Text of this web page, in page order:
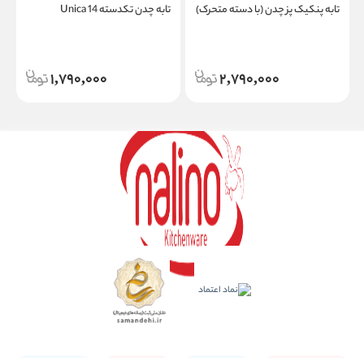
تابه پنکیک پز چدن (با دسته متحرک)
2,790,000
تابه چدن تکدسته Unica 14
1,790,000